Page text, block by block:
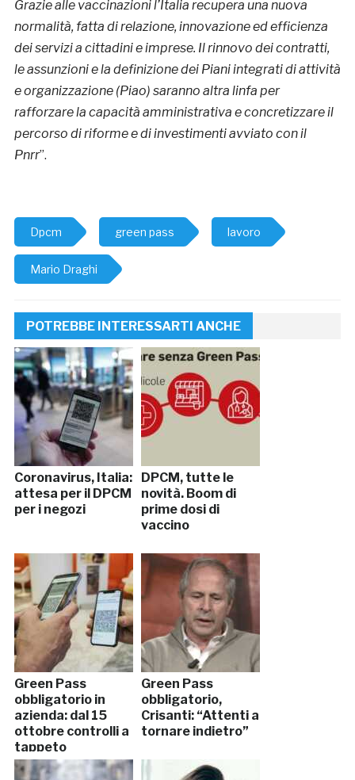
Grazie alle vaccinazioni l’Italia recupera una nuova
normalità, fatta di relazione, innovazione ed efficienza
dei servizi a cittadini e imprese. Il rinnovo dei contratti,
le assunzioni e la definizione dei Piani integrati di attività
e organizzazione (Piao) saranno altra linfa per
rafforzare la capacità amministrativa e concretizzare il
percorso di riforme e di investimenti avviato con il
Pnrr”.
Dpcm green pass lavoro
Mario Draghi
POTREBBE INTERESSARTI ANCHE
Coronavirus, Italia:
attesa per il DPCM
per i negozi
DPCM, tutte le
novità. Boom di
prime dosi di
vaccino
Green Pass
obbligatorio in
azienda: dal 15
ottobre controlli a
tappeto
Green Pass
obbligatorio,
Crisanti: “Attenti a
tornare indietro”